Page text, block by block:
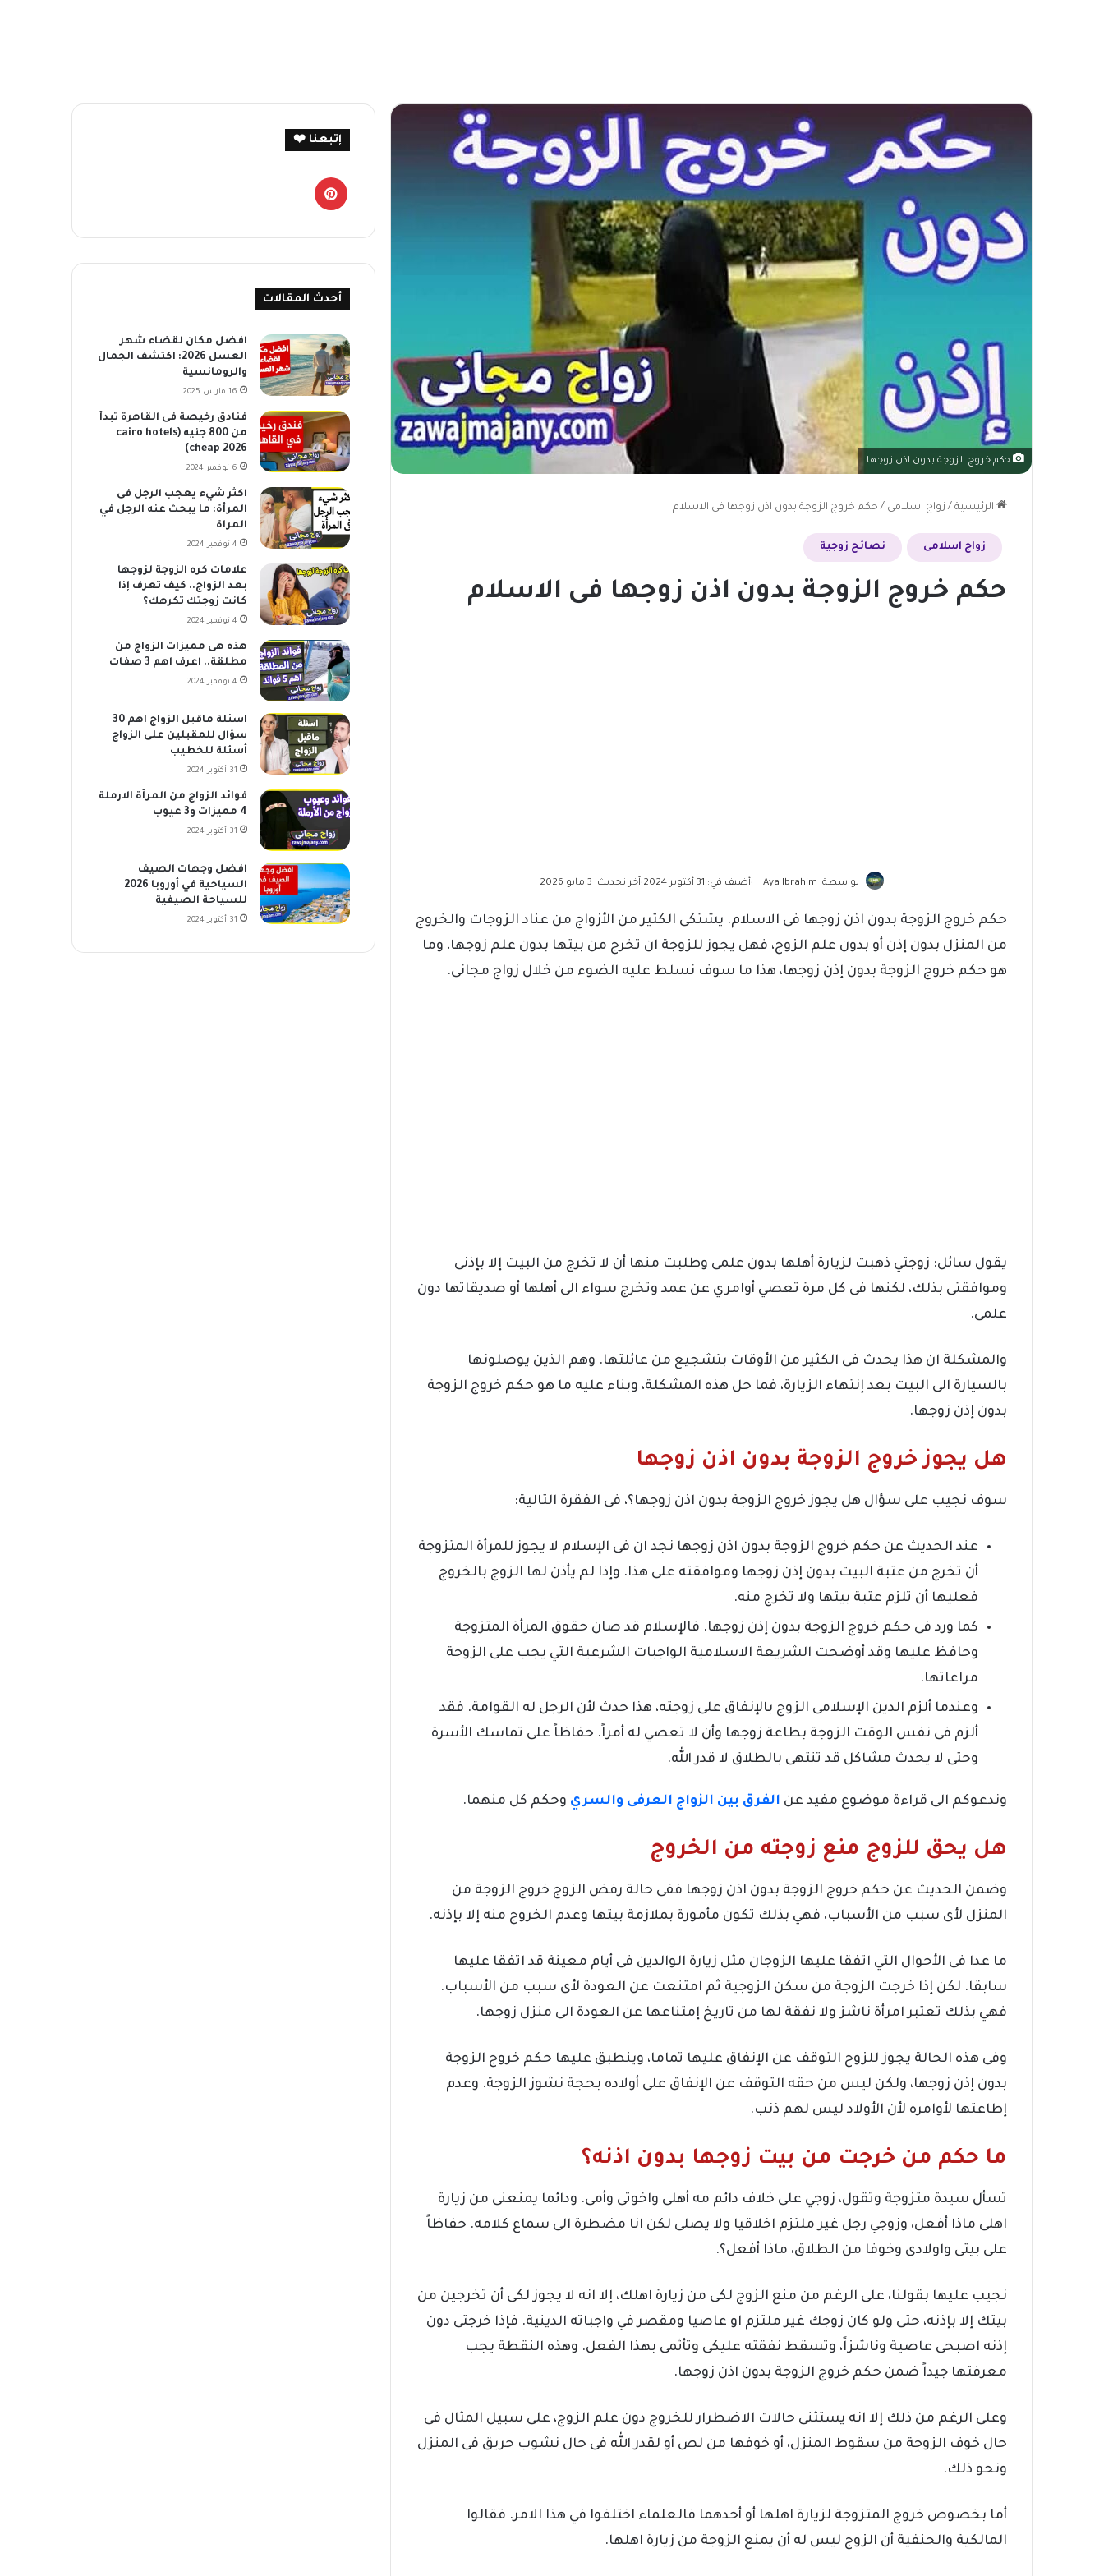
حكم خروج الزوجة بدون اذن زوجها
الرئيسية / زواج اسلامى / حكم خروج الزوجة بدون اذن زوجها فى الاسلام
زواج اسلامى نصائح زوجية
حكم خروج الزوجة بدون اذن زوجها فى الاسلام
بواسطة: Aya Ibrahim • أضيف في: 31 أكتوبر 2024 • آخر تحديث: 3 مايو 2026
حكم خروج الزوجة بدون اذن زوجها فى الاسلام. يشتكى الكثير من الأزواج من عناد الزوجات والخروج
من المنزل بدون إذن أو بدون علم الزوج، فهل يجوز للزوجة ان تخرج من بيتها بدون علم زوجها، وما
هو حكم خروج الزوجة بدون إذن زوجها، هذا ما سوف نسلط عليه الضوء من خلال زواج مجانى.
يقول سائل: زوجتي ذهبت لزيارة أهلها بدون علمى وطلبت منها أن لا تخرج من البيت إلا بإذنى
وموافقتى بذلك، لكنها فى كل مرة تعصي أوامري عن عمد وتخرج سواء الى أهلها أو صديقاتها دون
علمى.
والمشكلة ان هذا يحدث فى الكثير من الأوقات بتشجيع من عائلتها. وهم الذين يوصلونها
بالسيارة الى البيت بعد إنتهاء الزيارة، فما حل هذه المشكلة، وبناء عليه ما هو حكم خروج الزوجة
بدون إذن زوجها.
هل يجوز خروج الزوجة بدون اذن زوجها
سوف نجيب على سؤال هل يجوز خروج الزوجة بدون اذن زوجها؟، فى الفقرة التالية:
عند الحديث عن حكم خروج الزوجة بدون اذن زوجها نجد ان فى الإسلام لا يجوز للمرأة المتزوجة
أن تخرج من عتبة البيت بدون إذن زوجها وموافقته على هذا. وإذا لم يأذن لها الزوج بالخروج
فعليها أن تلزم عتبة بيتها ولا تخرج منه.
كما ورد فى حكم خروج الزوجة بدون إذن زوجها. فالإسلام قد صان حقوق المرأة المتزوجة
وحافظ عليها وقد أوضحت الشريعة الاسلامية الواجبات الشرعية التي يجب على الزوجة
مراعاتها.
وعندما ألزم الدين الإسلامى الزوج بالإنفاق على زوجته، هذا حدث لأن الرجل له القوامة. فقد
ألزم فى نفس الوقت الزوجة بطاعة زوجها وأن لا تعصي له أمراً. حفاظاً على تماسك الأسرة
وحتى لا يحدث مشاكل قد تنتهى بالطلاق لا قدر الله.
وندعوكم الى قراءة موضوع مفيد عن الفرق بين الزواج العرفى والسري وحكم كل منهما.
هل يحق للزوج منع زوجته من الخروج
وضمن الحديث عن حكم خروج الزوجة بدون اذن زوجها ففى حالة رفض الزوج خروج الزوجة من
المنزل لأى سبب من الأسباب، فهي بذلك تكون مأمورة بملازمة بيتها وعدم الخروج منه إلا بإذنه.
ما عدا فى الأحوال التي اتفقا عليها الزوجان مثل زيارة الوالدين فى أيام معينة قد اتفقا عليها
سابقا. لكن إذا خرجت الزوجة من سكن الزوجية ثم امتنعت عن العودة لأى سبب من الأسباب.
فهي بذلك تعتبر امرأة ناشز ولا نفقة لها من تاريخ إمتناعها عن العودة الى منزل زوجها.
وفى هذه الحالة يجوز للزوج التوقف عن الإنفاق عليها تماما، وينطبق عليها حكم خروج الزوجة
بدون إذن زوجها، ولكن ليس من حقه التوقف عن الإنفاق على أولاده بحجة نشوز الزوجة. وعدم
إطاعتها لأوامره لأن الأولاد ليس لهم ذنب.
ما حكم من خرجت من بيت زوجها بدون اذنه؟
تسأل سيدة متزوجة وتقول، زوجي على خلاف دائم مه أهلى واخوتى وأمى. ودائما يمنعنى من زيارة
اهلى ماذا أفعل، وزوجي رجل غير ملتزم اخلاقيا ولا يصلى لكن انا مضطرة الى سماع كلامه. حفاظاً
على بيتى واولادى وخوفا من الطلاق، ماذا أفعل؟.
نجيب عليها بقولنا، على الرغم من منع الزوج لكى من زيارة اهلك، إلا انه لا يجوز لكى أن تخرجين من
بيتك إلا بإذنه، حتى ولو كان زوجك غير ملتزم او عاصيا ومقصر في واجباته الدينية. فإذا خرجتى دون
إذنه اصبحى عاصية وناشزاً، وتسقط نفقته عليكى وتأثمى بهذا الفعل. وهذه النقطة يجب
معرفتها جيداً ضمن حكم خروج الزوجة بدون اذن زوجها.
وعلى الرغم من ذلك إلا انه يستثنى حالات الاضطرار للخروج دون علم الزوج، على سبيل المثال فى
حال خوف الزوجة من سقوط المنزل، أو خوفها من لص أو لقدر الله فى حال نشوب حريق فى المنزل
ونحو ذلك.
أما بخصوص خروج المتزوجة لزيارة اهلها أو أحدهما فالعلماء اختلفوا في هذا الامر. فقالوا
المالكية والحنفية أن الزوج ليس له أن يمنع الزوجة من زيارة اهلها.
إتبعنا ❤️
بينتيريست
أحدث المقالات
افضل مكان لقضاء شهر
العسل 2026: اكتشف الجمال
والرومانسية
16 مارس 2025
فنادق رخيصة فى القاهرة تبدأ
من 800 جنيه (cairo hotels
cheap 2026)
6 نوفمبر 2024
اكثر شيء يعجب الرجل فى
المرأة: ما يبحث عنه الرجل في
المراة
4 نوفمبر 2024
علامات كره الزوجة لزوجها
بعد الزواج.. كيف تعرف إذا
كانت زوجتك تكرهك؟
4 نوفمبر 2024
هذه هى مميزات الزواج من
مطلقة.. اعرف اهم 3 صفات
4 نوفمبر 2024
اسئلة ماقبل الزواج اهم 30
سؤال للمقبلين على الزواج
أسئلة للخطيب
31 أكتوبر 2024
فوائد الزواج من المرأة الارملة
4 مميزات و3 عيوب
31 أكتوبر 2024
افضل وجهات الصيف
السياحية في أوروبا 2026
للسياحة الصيفية
31 أكتوبر 2024